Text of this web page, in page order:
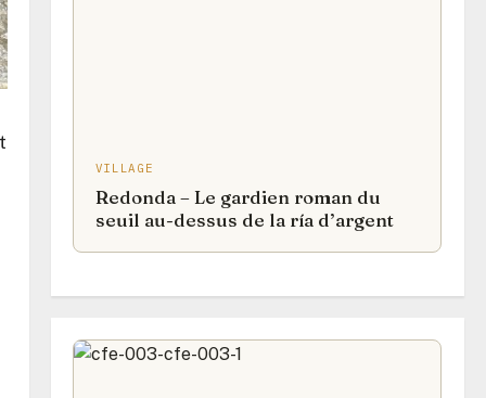
VILLAGE
Redonda – Le gardien roman du
seuil au-dessus de la ría d’argent